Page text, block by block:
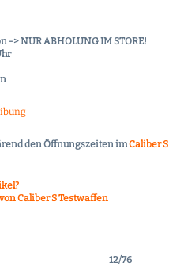
-> NUR ABHOLUNG IM STORE!
den Öffnungszeiten imCaliber S
Caliber S Testwaffen
12/76